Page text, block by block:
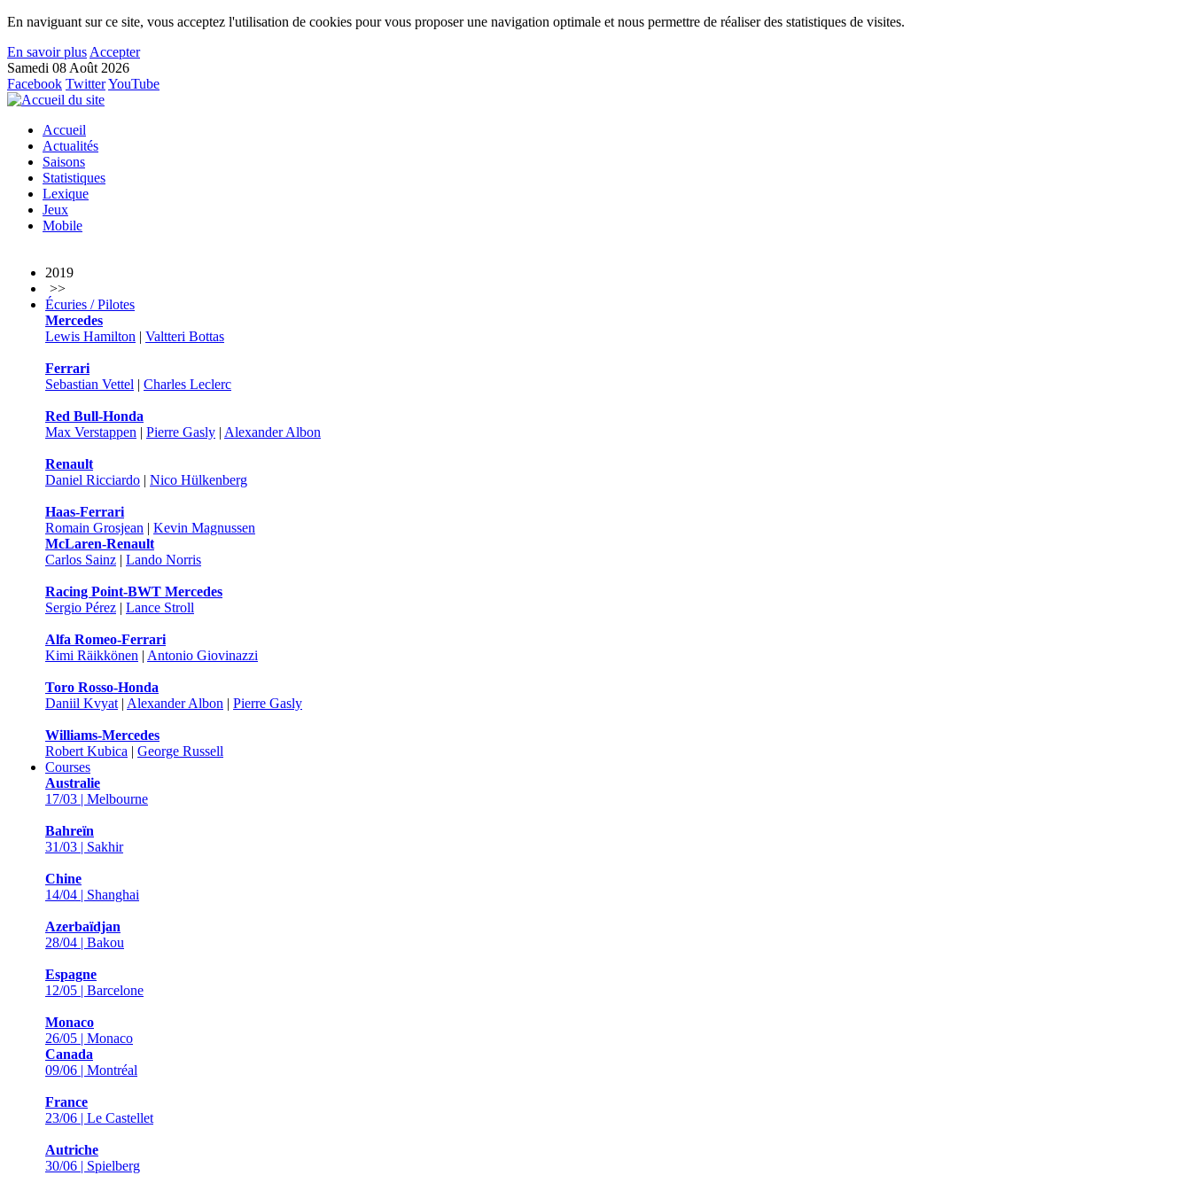
En naviguant sur ce site, vous acceptez l'utilisation de cookies pour vous proposer une navigation optimale et nous permettre de réaliser des statistiques de visites.
En savoir plus Accepter
Samedi 08 Août 2026
Facebook TwitterYouTube
Accueil
Actualités
Saisons
Statistiques
Lexique
Jeux
Mobile
2019
>>
Écuries / Pilotes
Mercedes
Lewis Hamilton | Valtteri Bottas
Ferrari
Sebastian Vettel | Charles Leclerc
Red Bull-Honda
Max Verstappen | Pierre Gasly | Alexander Albon
Renault
Daniel Ricciardo | Nico Hülkenberg
Haas-Ferrari
Romain Grosjean | Kevin Magnussen
McLaren-Renault
Carlos Sainz | Lando Norris
Racing Point-BWT Mercedes
Sergio Pérez | Lance Stroll
Alfa Romeo-Ferrari
Kimi Räikkönen | Antonio Giovinazzi
Toro Rosso-Honda
Daniil Kvyat | Alexander Albon | Pierre Gasly
Williams-Mercedes
Robert Kubica | George Russell
Courses
Australie
17/03 | Melbourne
Bahreïn
31/03 | Sakhir
Chine
14/04 | Shanghai
Azerbaïdjan
28/04 | Bakou
Espagne
12/05 | Barcelone
Monaco
26/05 | Monaco
Canada
09/06 | Montréal
France
23/06 | Le Castellet
Autriche
30/06 | Spielberg